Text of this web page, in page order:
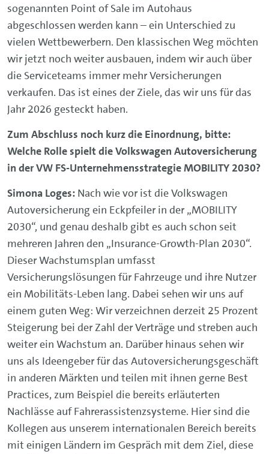
sogenannten Point of Sale im Autohaus
abgeschlossen werden kann – ein Unterschied zu
vielen Wettbewerbern. Den klassischen Weg möchten
wir jetzt noch weiter ausbauen, indem wir auch über
die Serviceteams immer mehr Versicherungen
verkaufen. Das ist eines der Ziele, das wir uns für das
Jahr 2026 gesteckt haben.
Zum Abschluss noch kurz die Einordnung, bitte:
Welche Rolle spielt die Volkswagen Autoversicherung
in der VW FS-Unternehmensstrategie MOBILITY 2030?
Simona Loges: Nach wie vor ist die Volkswagen
Autoversicherung ein Eckpfeiler in der „MOBILITY
2030“, und genau deshalb gibt es auch schon seit
mehreren Jahren den „Insurance-Growth-Plan 2030“.
Dieser Wachstumsplan umfasst
Versicherungslösungen für Fahrzeuge und ihre Nutzer
ein Mobilitäts-Leben lang. Dabei sehen wir uns auf
einem guten Weg: Wir verzeichnen derzeit 25 Prozent
Steigerung bei der Zahl der Verträge und streben auch
weiter ein Wachstum an. Darüber hinaus sehen wir
uns als Ideengeber für das Autoversicherungsgeschäft
in anderen Märkten und teilen mit ihnen gerne Best
Practices, zum Beispiel die bereits erläuterten
Nachlässe auf Fahrerassistenzsysteme. Hier sind die
Kollegen aus unserem internationalen Bereich bereits
mit einigen Ländern im Gespräch mit dem Ziel, diese